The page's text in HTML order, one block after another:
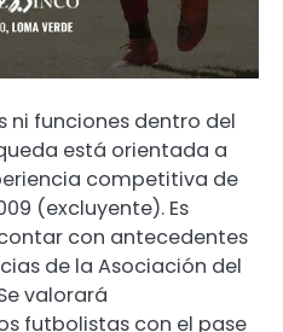
ni funciones dentro del
está orientada a
competitiva de
(excluyente). Es
con antecedentes
de la Asociación del
valorará
futbolistas con el pase